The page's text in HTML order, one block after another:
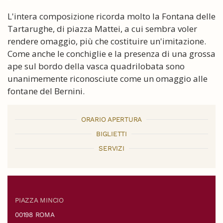
L'intera composizione ricorda molto la Fontana delle
Tartarughe, di piazza Mattei, a cui sembra voler
rendere omaggio, più che costituire un'imitazione.
Come anche le conchiglie e la presenza di una grossa
ape sul bordo della vasca quadrilobata sono
unanimemente riconosciute come un omaggio alle
fontane del Bernini.
ORARIO APERTURA
BIGLIETTI
SERVIZI
PIAZZA MINCIO
00198 ROMA